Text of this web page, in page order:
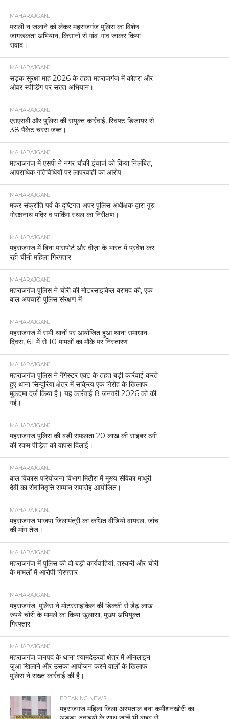
MAHARAJGANJ
पराली न जलाने को लेकर महराजगंज पुलिस का विशेष
जागरूकता अभियान, किसानों से गांव-गांव जाकर किया
संवाद।
MAHARAJGANJ
सड़क सुरक्षा माह 2026 के तहत महराजगंज में कोहरा और
ओवर स्पीडिंग पर सख्त अभियान।
MAHARAJGANJ
एसएसबी और पुलिस की संयुक्त कार्रवाई, स्विफ्ट डिजायर से
38 पैकेट चरस जब्त।
MAHARAJGANJ
महराजगंज में एसपी ने नगर चौकी इंचार्ज को किया निलंबित,
आपराधिक गतिविधियों पर लापरवाही का आरोप
MAHARAJGANJ
मकर संक्रांति पर्व के दृष्टिगत अपर पुलिस अधीक्षक द्वारा गुरु
गोरक्षनाथ मंदिर व पार्किंग स्थल का निरीक्षण।
MAHARAJGANJ
महराजगंज में बिना पासपोर्ट और वीज़ा के भारत में प्रवेश कर
रही चीनी महिला गिरफ्तार
MAHARAJGANJ
महराजगंज पुलिस ने चोरी की मोटरसाइकिल बरामद की, एक
बाल अपचारी पुलिस संरक्षण में
MAHARAJGANJ
महराजगंज में सभी थानों पर आयोजित हुआ थाना समाधान
दिवस, 61 में से 10 मामलों का मौके पर निस्तारण
MAHARAJGANJ
महराजगंज पुलिस ने गैंगेस्टर एक्ट के तहत बड़ी कार्रवाई करते
हुए थाना सिन्दुरिया क्षेत्र में सक्रिय एक गिरोह के खिलाफ
मुकदमा दर्ज किया है। यह कार्रवाई 8 जनवरी 2026 को की
गई।
MAHARAJGANJ
महराजगंज पुलिस की बड़ी सफलता 20 लाख की साइबर ठगी
की रकम पीड़ित को वापस दिलाई।
MAHARAJGANJ
बाल विकास परियोजना विभाग मिठौरा में मुख्य सेविका माधुरी
देवी का सेवानिवृत्ति सम्मान समारोह आयोजित।
MAHARAJGANJ
महराजगंज भाजपा जिलामंत्री का कथित वीडियो वायरल, जांच
की मांग तेज।
MAHARAJGANJ
महराजगंज में पुलिस की दो बड़ी कार्यवाहियां, तस्करी और चोरी
के मामलों में आरोपी गिरफ्तार
MAHARAJGANJ
महराजगंज: पुलिस ने मोटरसाइकिल की डिक्की से डेढ़ लाख
रुपये चोरी के मामले का किया खुलासा, मुख्य अभियुक्त
गिरफ्तार
MAHARAJGANJ
महराजगंज जनपद के थाना श्यामदेउरवां क्षेत्र में ऑनलाइन
जुआ खिलाने और उसका आयोजन करने वालों के खिलाफ
पुलिस ने सख्त कार्रवाई की है।
BREAKING NEWS
महराजगंज महिला जिला अस्पताल बना कमीशनखोरी का